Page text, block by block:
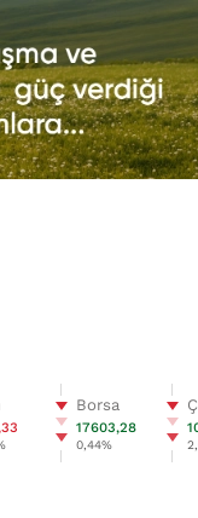
Borsa
17603,28
0,44%